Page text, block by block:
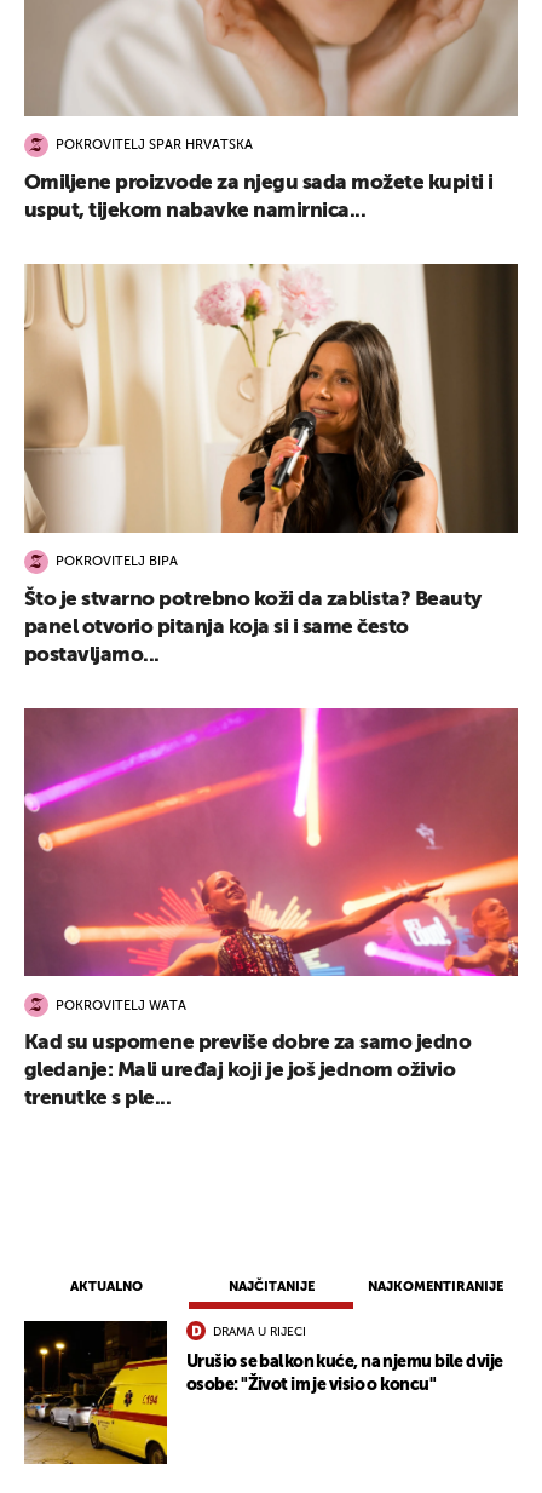
AKTUALNO NAJČITANIJE NAJKOMENTIRANIJE
DRAMA U RIJECI
Urušio se balkon kuće, na njemu bile dvije
osobe: "Život im je visio o koncu"
POKROVITELJ SPAR HRVATSKA
Omiljene proizvode za njegu sada možete kupiti i
usput, tijekom nabavke namirnica...
POKROVITELJ BIPA
Što je stvarno potrebno koži da zablista? Beauty
panel otvorio pitanja koja si i same često
postavljamo...
POKROVITELJ WATA
Kad su uspomene previše dobre za samo jedno
gledanje: Mali uređaj koji je još jednom oživio
trenutke s ple...